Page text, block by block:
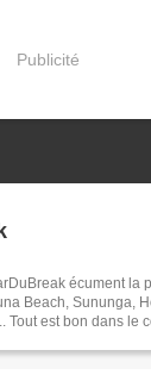
Publicité
écument la
Tout est bon dans le